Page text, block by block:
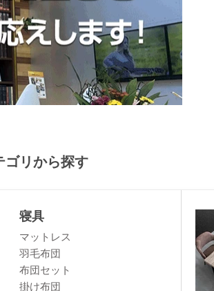
ゴリから探す
寝具
マットレス
羽毛布団
布団セット
掛け布団